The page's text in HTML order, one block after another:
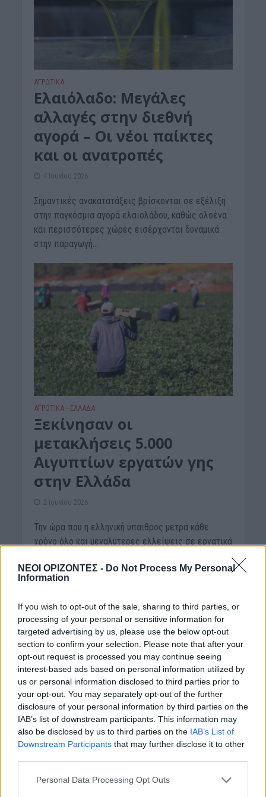
ΝΕΟΙ ΟΡΙΖΟΝΤΕΣ - Do Not Process My Personal
Information
If you wish to opt-out of the sale, sharing to third parties, or
processing of your personal or sensitive information for
targeted advertising by us, please use the below opt-out
section to confirm your selection. Please note that after your
opt-out request is processed you may continue seeing
interest-based ads based on personal information utilized by
us or personal information disclosed to third parties prior to
your opt-out. You may separately opt-out of the further
disclosure of your personal information by third parties on the
IAB’s list of downstream participants. This information may
also be disclosed by us to third parties on the IAB’s List of
Downstream Participants that may further disclose it to other
Personal Data Processing Opt Outs
ΑΓΡΟΤΙΚΑ
Ελαιόλαδο: Μεγάλες
αλλαγές στην διεθνή
αγορά – Οι νέοι παίκτες
και οι ανατροπές
4 Ιουνίου 2026
Σημαντικές ανακατατάξεις βρίσκονται σε εξέλιξη
στην παγκόσμια αγορά ελαιολάδου, καθώς ολοένα
και περισσότερες χώρες εισέρχονται δυναμικά
στην παραγωγή...
ΑΓΡΟΤΙΚΑ • ΕΛΛΑΔΑ
Ξεκίνησαν οι
μετακλήσεις 5.000
Αιγυπτίων εργατών γης
στην Ελλάδα
2 Ιουνίου 2026
Την ώρα που η ελληνική ύπαιθρος μετρά κάθε
χρόνο όλο και μεγαλύτερες ελλείψεις σε εργατικά
χέρια, μία διακρατική συμφωνία που είχε μείνει για
χρόνια στα χαρτιά...
ΑΓΡΟΤΙΚΑ
Πώς η ποιότητα νερού
ελαιόλαδο